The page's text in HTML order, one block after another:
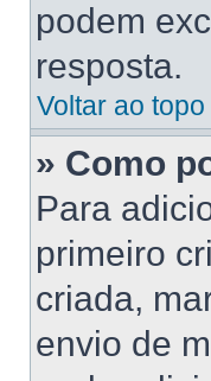
podem
resposta.
Voltar ao topo
» Como
Para
primeiro
criada,
envio de